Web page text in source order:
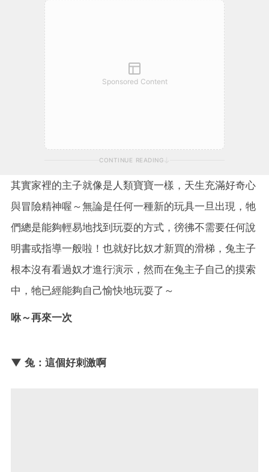
Sponsored Content
CONTINUE READING
其實家裡的主子就像是人類寶寶一樣，天生充滿好奇心
與冒險精神喔～無論是任何一種新的玩具一旦出現，牠
們總是能夠輕易地找到玩耍的方式，徬彿不需要任何說
明書或指導一般啦！也就好比奴才新買的滑梯，兔主子
根本沒有看過奴才進行演示，然而在兔主子自己的摸索
中，牠已經能夠自己愉快地玩耍了～
咻～再來一次
▼ 兔：這個好刺激啊